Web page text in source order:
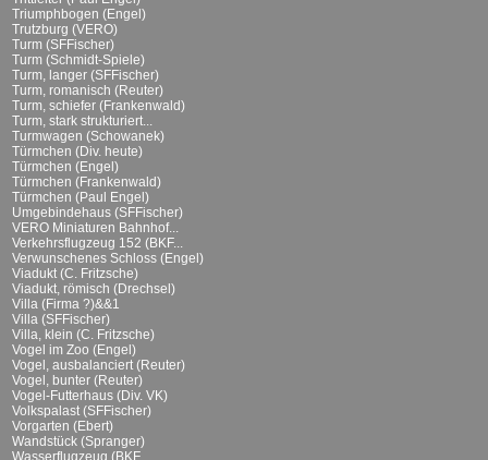
Triumphbogen (Engel)
Trutzburg (VERO)
Turm (SFFischer)
Turm (Schmidt-Spiele)
Turm, langer (SFFischer)
Turm, romanisch (Reuter)
Turm, schiefer (Frankenwald)
Turm, stark strukturiert...
Turmwagen (Schowanek)
Türmchen (Div. heute)
Türmchen (Engel)
Türmchen (Frankenwald)
Türmchen (Paul Engel)
Umgebindehaus (SFFischer)
VERO Miniaturen Bahnhof...
Verkehrsflugzeug 152 (BKF...
Verwunschenes Schloss (Engel)
Viadukt (C. Fritzsche)
Viadukt, römisch (Drechsel)
Villa (Firma ?)&&1
Villa (SFFischer)
Villa, klein (C. Fritzsche)
Vogel im Zoo (Engel)
Vogel, ausbalanciert (Reuter)
Vogel, bunter (Reuter)
Vogel-Futterhaus (Div. VK)
Volkspalast (SFFischer)
Vorgarten (Ebert)
Wandstück (Spranger)
Wasserflugzeug (BKF